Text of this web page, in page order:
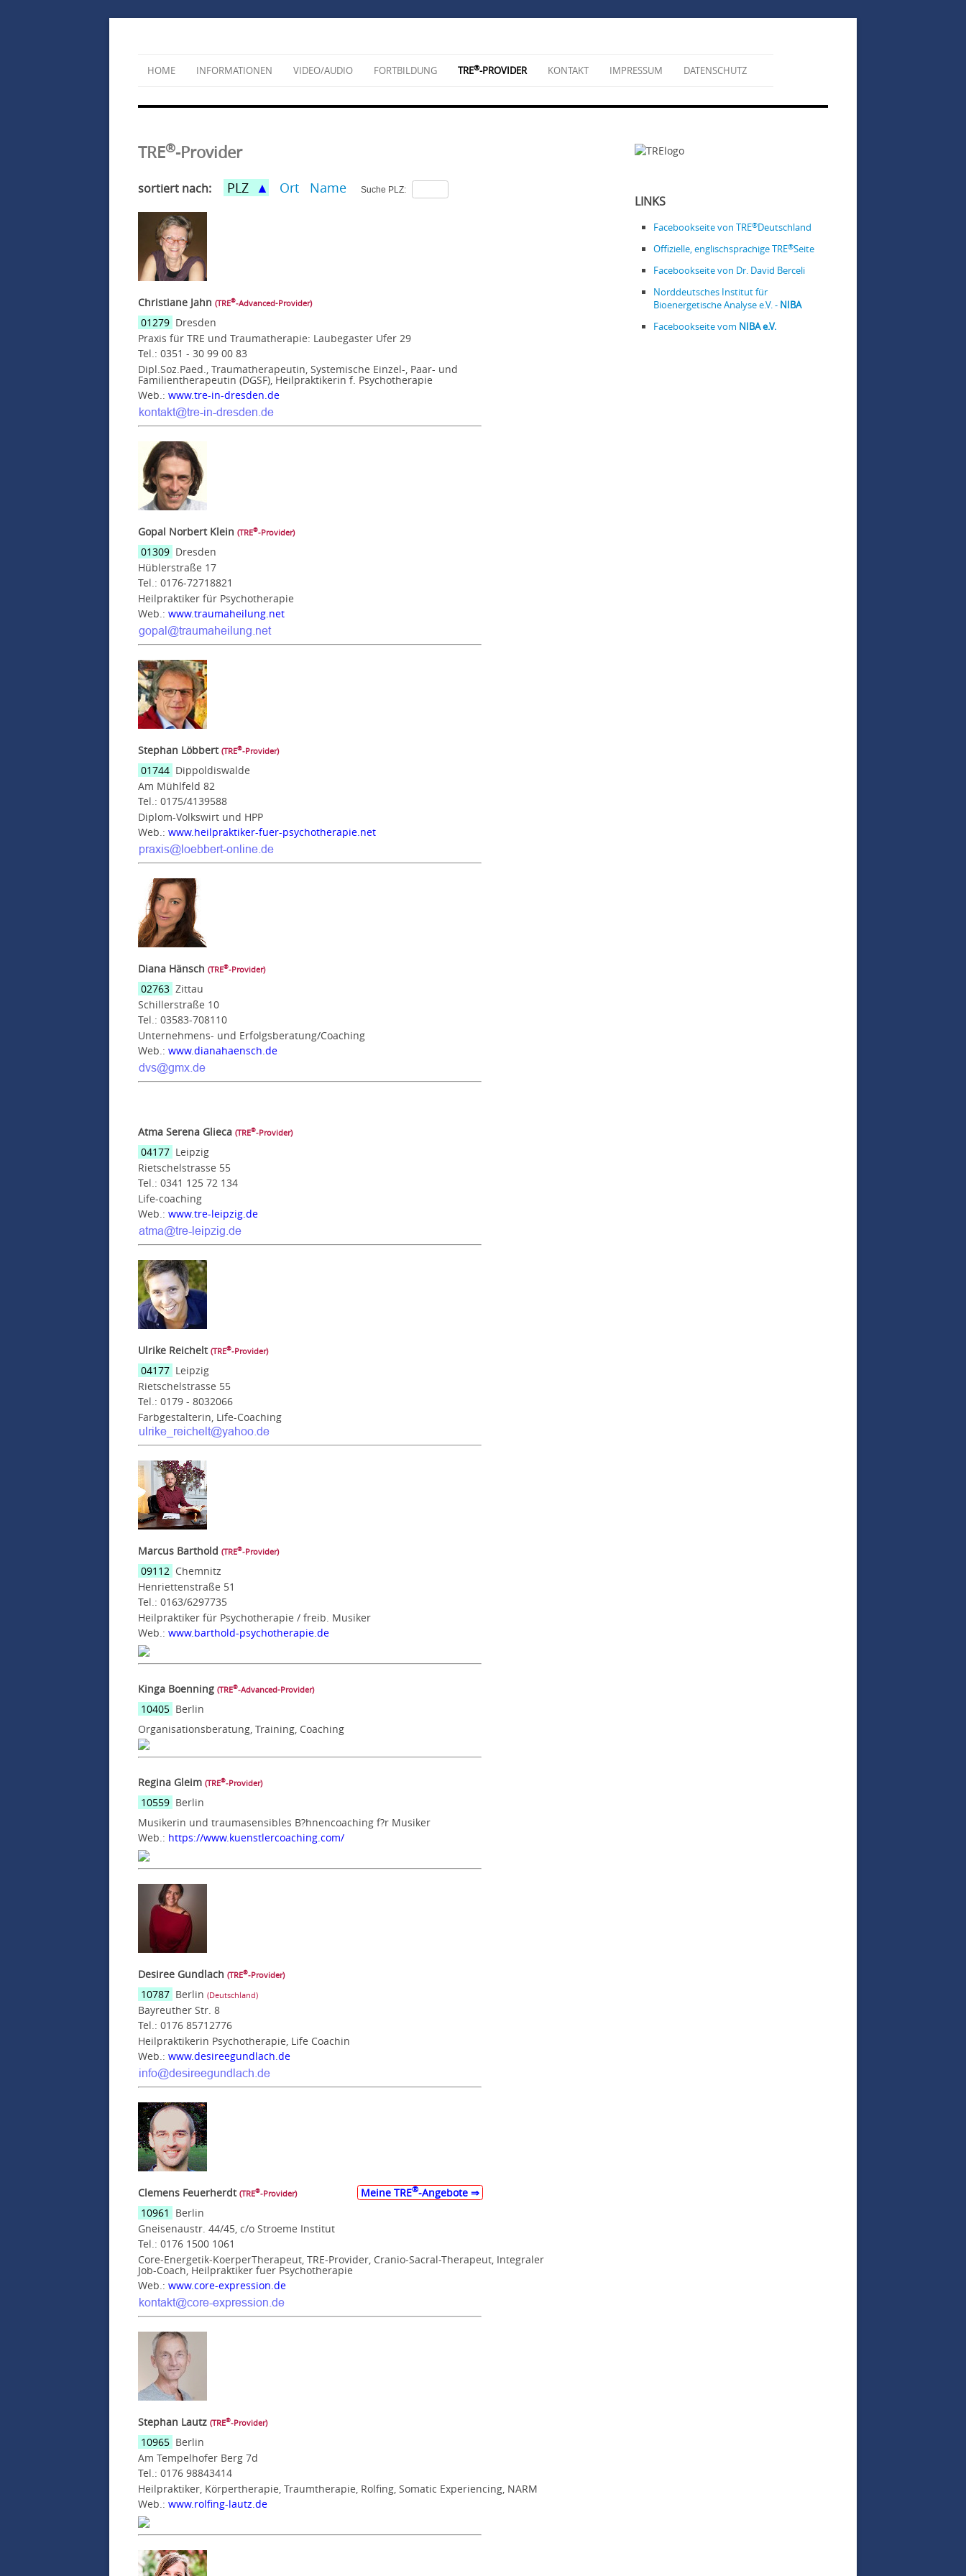
HOME INFORMATIONEN VIDEO/AUDIO FORTBILDUNG TRE®-PROVIDER KONTAKT IMPRESSUM DATENSCHUTZ
TRE®-Provider
sortiert nach: PLZ Ort Name Suche PLZ:
Christiane Jahn (TRE®‑Advanced-Provider)
01279 Dresden
Praxis für TRE und Traumatherapie: Laubegaster Ufer 29
Tel.: 0351 - 30 99 00 83
Dipl.Soz.Paed., Traumatherapeutin, Systemische Einzel-, Paar- und
Familientherapeutin (DGSF), Heilpraktikerin f. Psychotherapie
Web.: www.tre-in-dresden.de
Gopal Norbert Klein (TRE®‑Provider)
01309 Dresden
Hüblerstraße 17
Tel.: 0176-72718821
Heilpraktiker für Psychotherapie
Web.: www.traumaheilung.net
Stephan Löbbert (TRE®‑Provider)
01744 Dippoldiswalde
Am Mühlfeld 82
Tel.: 0175/4139588
Diplom-Volkswirt und HPP
Web.: www.heilpraktiker-fuer-psychotherapie.net
Diana Hänsch (TRE®‑Provider)
02763 Zittau
Schillerstraße 10
Tel.: 03583-708110
Unternehmens- und Erfolgsberatung/Coaching
Web.: www.dianahaensch.de
Atma Serena Glieca (TRE®‑Provider)
04177 Leipzig
Rietschelstrasse 55
Tel.: 0341 125 72 134
Life-coaching
Web.: www.tre-leipzig.de
Ulrike Reichelt (TRE®‑Provider)
04177 Leipzig
Rietschelstrasse 55
Tel.: 0179 - 8032066
Farbgestalterin, Life-Coaching
Marcus Barthold (TRE®‑Provider)
09112 Chemnitz
Henriettenstraße 51
Tel.: 0163/6297735
Heilpraktiker für Psychotherapie / freib. Musiker
Web.: www.barthold-psychotherapie.de
Kinga Boenning (TRE®‑Advanced-Provider)
10405 Berlin
Organisationsberatung, Training, Coaching
Regina Gleim (TRE®‑Provider)
10559 Berlin
Musikerin und traumasensibles B?hnencoaching f?r Musiker
Web.: https://www.kuenstlercoaching.com/
Desiree Gundlach (TRE®‑Provider)
10787 Berlin (Deutschland)
Bayreuther Str. 8
Tel.: 0176 85712776
Heilpraktikerin Psychotherapie, Life Coachin
Web.: www.desireegundlach.de
Clemens Feuerherdt (TRE®‑Provider) Meine TRE®‑Angebote ⇒
10961
Berlin
Gneisenaustr. 44/45, c/o Stroeme Institut
Tel.: 0176 1500 1061
Core-Energetik-KoerperTherapeut, TRE-Provider, Cranio-Sacral-Therapeut, Integraler
Job-Coach, Heilpraktiker fuer Psychotherapie
Web.: www.core-expression.de
Stephan Lautz (TRE®‑Provider)
10965 Berlin
Am Tempelhofer Berg 7d
Tel.: 0176 98843414
Heilpraktiker, Körpertherapie, Traumtherapie, Rolfing, Somatic Experiencing, NARM
Web.: www.rolfing-lautz.de
LINKS
Facebookseite von TRE®Deutschland
Offizielle, englischsprachige TRE®Seite
Facebookseite von Dr. David Berceli
Norddeutsches Institut für
Bioenergetische Analyse e.V. - NIBA
Facebookseite vom NIBA e.V.